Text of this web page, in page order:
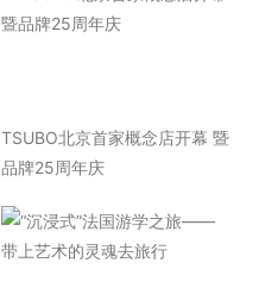
TSUBO北京首家概念店开幕 暨
品牌25周年庆